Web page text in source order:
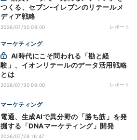
つくる、セブン-イレブンのリテールメ
ディア戦略
2026/07/30 09:00 レポート
マーケティング
験」、イオンリテールのデータ活用戦略
とは
2026/07/30 09:00 レポート
マーケティング
電通、生成AIで異分野の「勝ち筋」を発
掘する「DNAマーケティング」開発
2026/07/28 16:47